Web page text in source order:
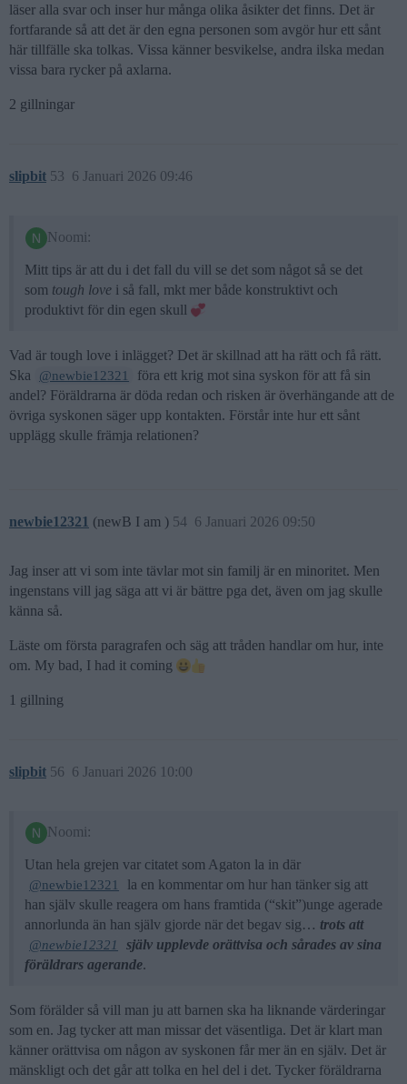
läser alla svar och inser hur många olika åsikter det finns. Det är
fortfarande så att det är den egna personen som avgör hur ett sånt
här tillfälle ska tolkas. Vissa känner besvikelse, andra ilska medan
vissa bara rycker på axlarna.
2 gillningar
slipbit 6 Januari 2026 09:46
53
Noomi:
Mitt tips är att du i det fall du vill se det som något så se det
som tough love i så fall, mkt mer både konstruktivt och
produktivt för din egen skull
Vad är tough love i inlägget? Det är skillnad att ha rätt och få rätt.
Ska
@newbie12321
föra ett krig mot sina syskon för att få sin
andel? Föräldrarna är döda redan och risken är överhängande att de
övriga syskonen säger upp kontakten. Förstår inte hur ett sånt
upplägg skulle främja relationen?
newbie12321 (newB I am ) 6 Januari 2026 09:50
54
Jag inser att vi som inte tävlar mot sin familj är en minoritet. Men
ingenstans vill jag säga att vi är bättre pga det, även om jag skulle
känna så.
Läste om första paragrafen och säg att tråden handlar om hur, inte
om. My bad, I had it coming
1 gillning
slipbit 6 Januari 2026 10:00
56
Noomi:
Utan hela grejen var citatet som Agaton la in där
@newbie12321
la en kommentar om hur han tänker sig att
han själv skulle reagera om hans framtida (“skit”)unge agerade
annorlunda än han själv gjorde när det begav sig… trots att
@newbie12321
själv upplevde orättvisa och sårades av sina
föräldrars agerande.
Som förälder så vill man ju att barnen ska ha liknande värderingar
som en. Jag tycker att man missar det väsentliga. Det är klart man
känner orättvisa om någon av syskonen får mer än en själv. Det är
mänskligt och det går att tolka en hel del i det. Tycker föräldrarna